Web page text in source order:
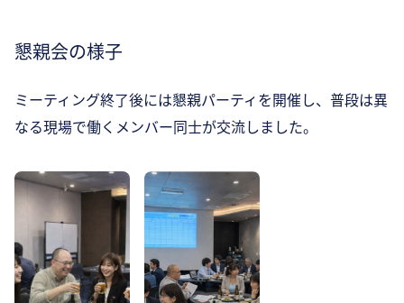
懇親会の様子
ミーティング終了後には懇親パーティを開催し、普段は異
なる現場で働くメンバー同士が交流しました。